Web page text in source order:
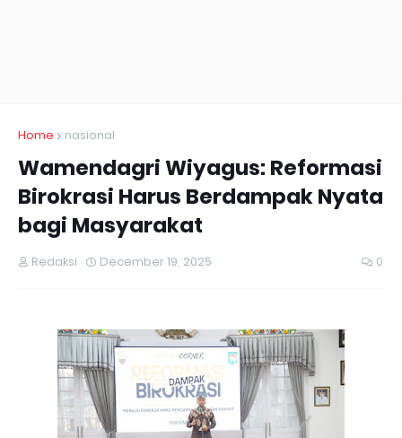
Home nasional
Wamendagri Wiyagus: Reformasi
Birokrasi Harus Berdampak Nyata
bagi Masyarakat
Redaksi December 19, 2025 0